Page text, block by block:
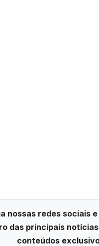
nossas redes sociais
das principais
conteúdos